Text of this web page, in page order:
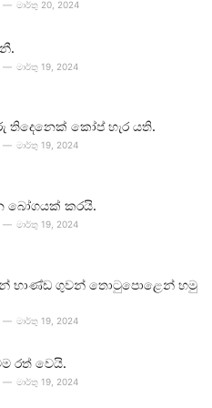
මාර්තු 20, 2024
මාර්තු 19, 2024
තිදෙනෙක් කෝප් හැර යති.
මාර්තු 19, 2024
බෝගයක් කරයි.
මාර්තු 19, 2024
භාණ්ඩ ගුවන් තොටුපොළෙන් හමු
මාර්තු 19, 2024
රත් වෙයි.
මාර්තු 19, 2024